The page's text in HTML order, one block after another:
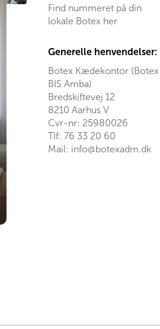
Find nummeret på din
lokale Botex her
Generelle henvendelser:
Botex Kædekontor (Botex
BIS Amba)
Bredskiftevej 12
8210 Aarhus V
Cvr-nr: 25980026
Tlf: 76 33 20 60
Mail: info@botexadm.dk